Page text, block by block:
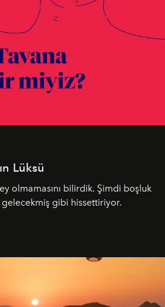
Lüksü
olmamasını bilirdik. Şimdi boşluk
gelecekmiş gibi hissettiriyor.